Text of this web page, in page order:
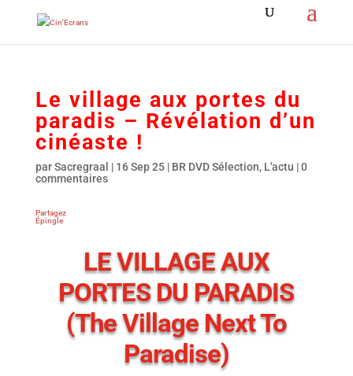
Le village aux portes du
paradis – Révélation d’un
cinéaste !
parSacregraal | 16 Sep 25| BR DVD Sélection, L'actu |0
commentaires
Partagez
Épingle
LE VILLAGE AUX
PORTES DU PARADIS
(The Village Next To
Paradise)